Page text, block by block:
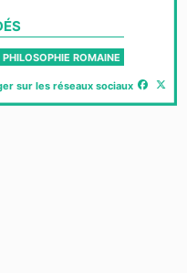
PHILOSOPHIE ROMAINE
sur les réseaux sociaux